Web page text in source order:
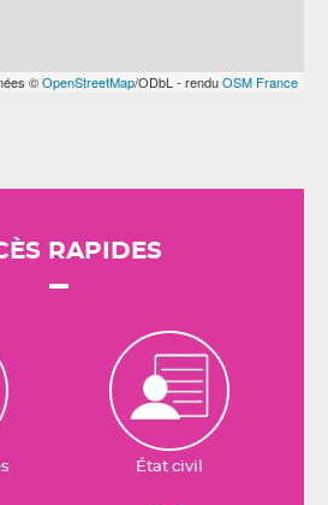
©OpenStreetMap/ODbL - renduOSM France
RAPIDES
État civil